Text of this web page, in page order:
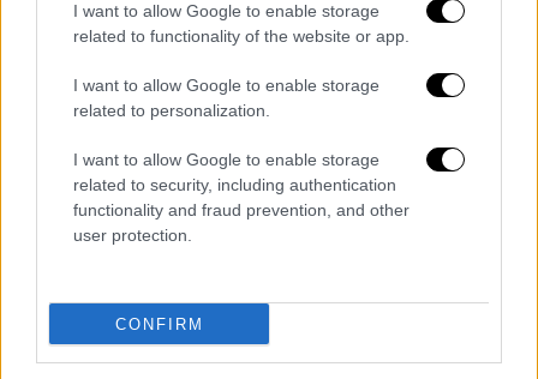
I want to allow Google to enable storage
related to functionality of the website or app.
I want to allow Google to enable storage
related to personalization.
I want to allow Google to enable storage
related to security, including authentication
functionality and fraud prevention, and other
user protection.
CONFIRM
προεκλογικής εκστρατείας.
Κοέν μπήκε στη φυλακή για πολλαπλές
κατηγορίες αφούδήλωσε ένοχος για
παραβίαση των νόμων κατά τη διάρκεια των
προεδρικών εκλογών του 2016.
Γιατί απαγγέλθηκαν κατηγορίες στον
Τραμπ;
Νωρίτερα φέτος, ο εισαγγελέας της Νέας
Υόρκης Άλβιν Μπραγκ συγκρότησε
ενόρκωνγια να διερευνήσει αν υπήρχαν